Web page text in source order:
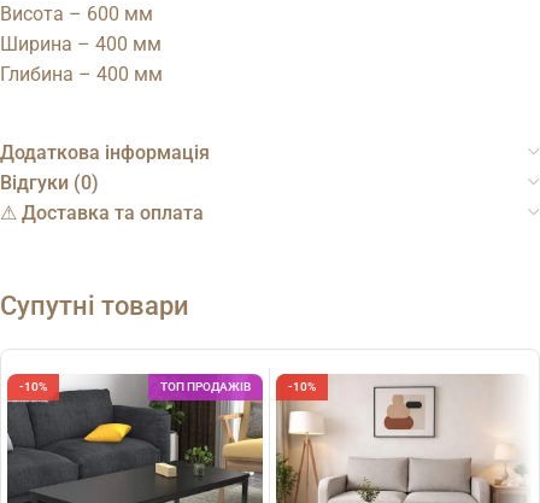
Висота – 600 мм
Ширина – 400 мм
Глибина – 400 мм
Додаткова інформація
Відгуки (0)
⚠︎ Доставка та оплата
Супутні товари
-10% ТОП ПРОДАЖІВ -10%